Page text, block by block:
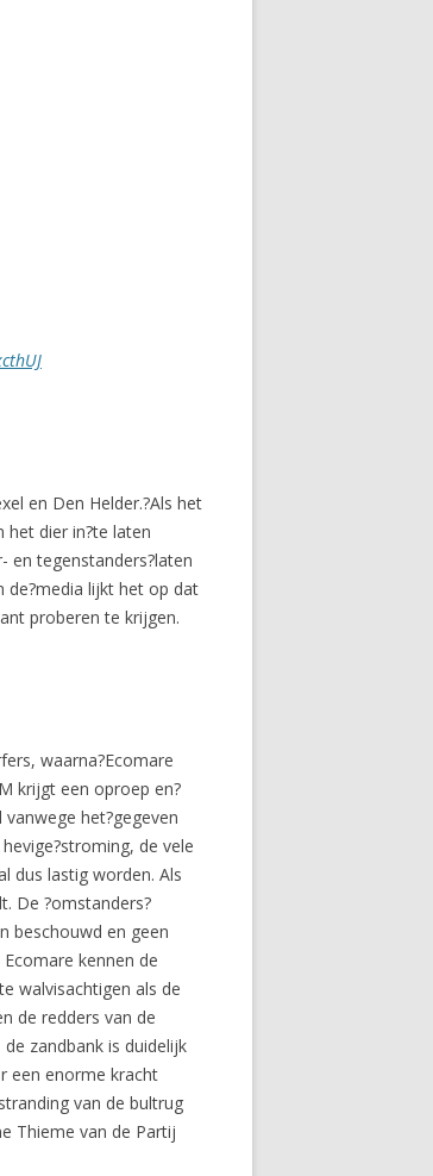
en Den Helder.?Als het
dier in?te laten
en tegenstanders?laten
de?media lijkt het op dat
proberen te krijgen.
waarna?Ecomare
krijgt een oproep en?
het?gegeven
de vele
dus lastig worden. Als
De ?omstanders?
beschouwd en geen
kennen de
walvisachtigen als de
de redders van de
zandbank is duidelijk
een enorme kracht
van de bultrug
Thieme van de Partij